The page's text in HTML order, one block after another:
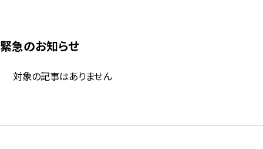
緊急のお知らせ
対象の記事はありません